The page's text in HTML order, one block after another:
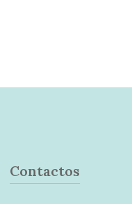
Contactos